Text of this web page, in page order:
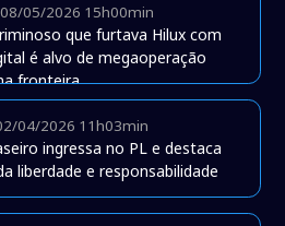
08/05/2026 15h00min
que furtava Hilux com
é alvo de megaoperação
fronteira
04/2026 11h03min
ingressa no PL e destaca
liberdade e responsabilidade